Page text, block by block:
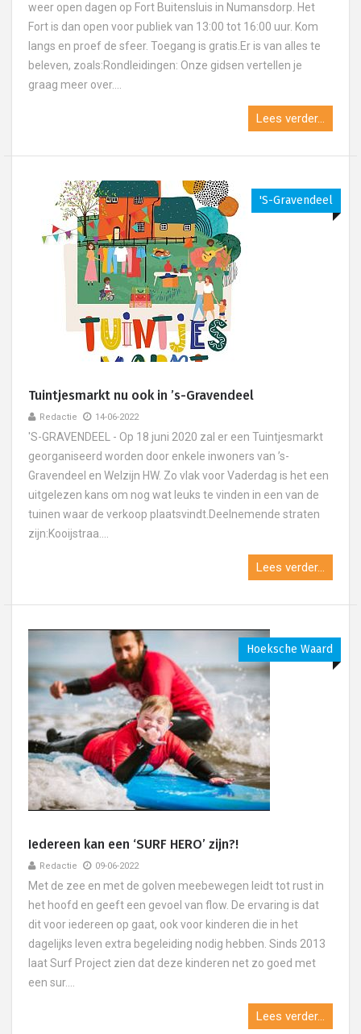
weer open dagen op Fort Buitensluis in Numansdorp. Het
Fort is dan open voor publiek van 13:00 tot 16:00 uur. Kom
langs en proef de sfeer. Toegang is gratis.Er is van alles te
beleven, zoals:Rondleidingen: Onze gidsen vertellen je
graag meer over....
Lees verder...
's-Gravendeel
Tuintjesmarkt nu ook in ’s-Gravendeel
Redactie 14-06-2022
'S-GRAVENDEEL - Op 18 juni 2020 zal er een Tuintjesmarkt
georganiseerd worden door enkele inwoners van ’s-
Gravendeel en Welzijn HW. Zo vlak voor Vaderdag is het een
uitgelezen kans om nog wat leuks te vinden in een van de
tuinen waar de verkoop plaatsvindt.Deelnemende straten
zijn:Kooijstraa....
Lees verder...
Hoeksche Waard
Iedereen kan een ‘SURF HERO’ zijn?!
Redactie 09-06-2022
Met de zee en met de golven meebewegen leidt tot rust in
het hoofd en geeft een gevoel van flow. De ervaring is dat
dit voor iedereen op gaat, ook voor kinderen die in het
dagelijks leven extra begeleiding nodig hebben. Sinds 2013
laat Surf Project zien dat deze kinderen net zo goed met
een sur....
Lees verder...